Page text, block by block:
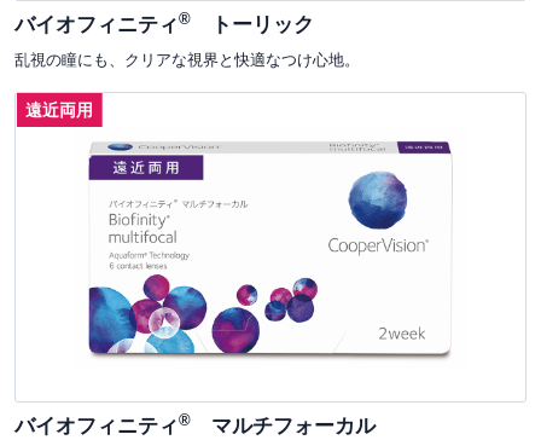
バイオフィニティ® トーリック
乱視の瞳にも、クリアな視界と快適なつけ心地。
遠近両用
バイオフィニティ® マルチフォーカル